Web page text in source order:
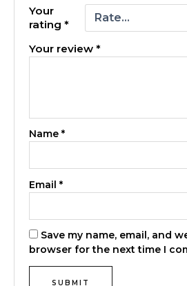
Your
rating*
Your review*
Name*
Email*
Save my name, email, and
browser for the next time I